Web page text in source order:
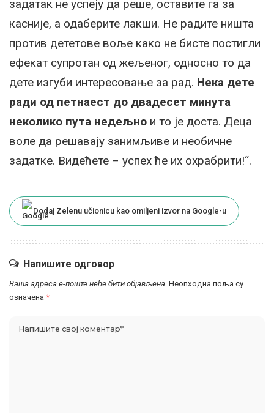
задатак не успеју да реше, оставите га за
касније, а одаберите лакши. Не радите ништа
против дететове воље како не бисте постигли
ефекат супротан од жељеног, односно то да
дете изгуби интересовање за рад. Нека дете
ради од петнаест до двадесет минута
неколико пута недељно и то је доста. Деца
воле да решавају занимљиве и необичне
задатке. Видећете – успех ће их охрабрити!“.
Dodaj Zelenu učionicu kao omiljeni izvor na Google-u
Напишите одговор
Ваша адреса е-поште неће бити објављена. Неопходна поља су
означена *